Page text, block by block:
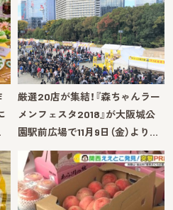
厳選20店が集結！『森ちゃんラー
メンフェスタ2018』が大阪城公
園駅前広場で11月9日（金）より…